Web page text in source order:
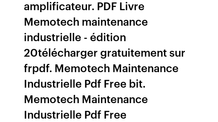
amplificateur. PDF Livre
Memotech maintenance
industrielle - édition
20télécharger gratuitement sur
frpdf. Memotech Maintenance
Industrielle Pdf Free bit.
Memotech Maintenance
Industrielle Pdf Free